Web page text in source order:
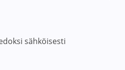
sähköisesti